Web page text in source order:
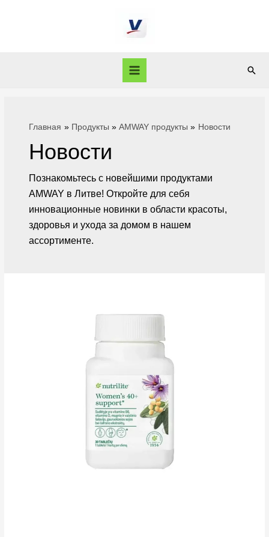
Главная Продукты AMWAY продукты Новости
Новости
Познакомьтесь с новейшими продуктами
AMWAY в Литве! Откройте для себя
инновационные новинки в области красоты,
здоровья и ухода за домом в нашем
ассортименте.